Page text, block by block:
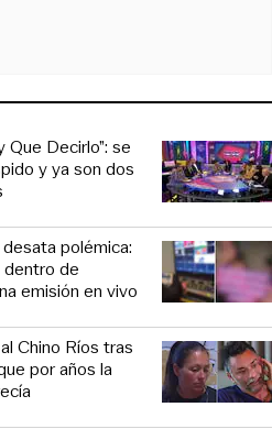
Decirlo”: se
y ya son dos
polémica:
dentro de
emisión en vivo
Chino Ríos tras
por años la